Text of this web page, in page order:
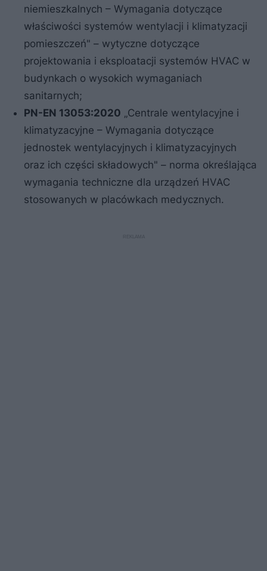
niemieszkalnych – Wymagania dotyczące
właściwości systemów wentylacji i klimatyzacji
pomieszczeń" – wytyczne dotyczące
projektowania i eksploatacji systemów HVAC w
budynkach o wysokich wymaganiach
sanitarnych;
PN-EN 13053:2020 „Centrale wentylacyjne i
klimatyzacyjne – Wymagania dotyczące
jednostek wentylacyjnych i klimatyzacyjnych
oraz ich części składowych" – norma określająca
wymagania techniczne dla urządzeń HVAC
stosowanych w placówkach medycznych.